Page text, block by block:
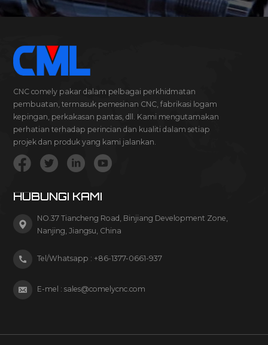
CNC comely pakar dalam pelbagai perkhidmatan
pembuatan, termasuk pemesinan CNC, fabrikasi logam
kepingan, perkakasan pantas, dll. Kami mengutamakan
perhatian terhadap perincian dan kualiti dalam setiap
projek dan produk yang kami jalankan.
HUBUNGI KAMI
NO.37 Tiancheng Road, Binjiang Development Zone,
Nanjing, Jiangsu, China
Tel/Whatsapp : +86-1377-0661-937
E-mel :sales@comelycnc.com